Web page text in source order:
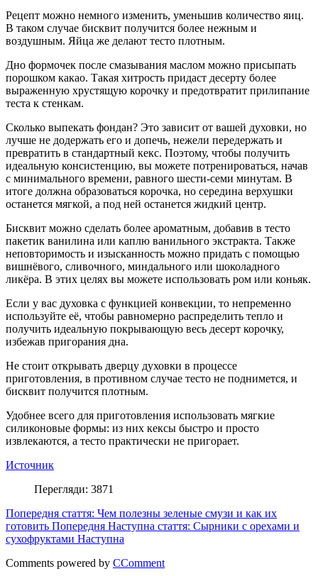
Рецепт можно немного изменить, уменьшив количество яиц.
В таком случае бисквит получится более нежным и
воздушным. Яйца же делают тесто плотным.
Дно формочек после смазывания маслом можно присыпать
порошком какао. Такая хитрость придаст десерту более
выраженную хрустящую корочку и предотвратит прилипание
теста к стенкам.
Сколько выпекать фондан? Это зависит от вашей духовки, но
лучше не додержать его и допечь, нежели передержать и
превратить в стандартный кекс. Поэтому, чтобы получить
идеальную консистенцию, вы можете потренироваться, начав
с минимального времени, равного шести-семи минутам. В
итоге должна образоваться корочка, но середина верхушки
останется мягкой, а под ней останется жидкий центр.
Бисквит можно сделать более ароматным, добавив в тесто
пакетик ванилина или каплю ванильного экстракта. Также
неповторимость и изысканность можно придать с помощью
вишнёвого, сливочного, миндального или шоколадного
ликёра. В этих целях вы можете использовать ром или коньяк.
Если у вас духовка с функцией конвекции, то непременно
используйте её, чтобы равномерно распределить тепло и
получить идеальную покрывающую весь десерт корочку,
избежав пригорания дна.
Не стоит открывать дверцу духовки в процессе
приготовления, в противном случае тесто не поднимется, и
бисквит получится плотным.
Удобнее всего для приготовления использовать мягкие
силиконовые формы: из них кексы быстро и просто
извлекаются, а тесто практически не пригорает.
Источник
Перегляди: 3871
Попередня стаття: Чем полезны зеленые смузи и как их
готовить Попередня Наступна стаття: Сырники с орехами и
сухофруктами Наступна
Comments powered by CComment